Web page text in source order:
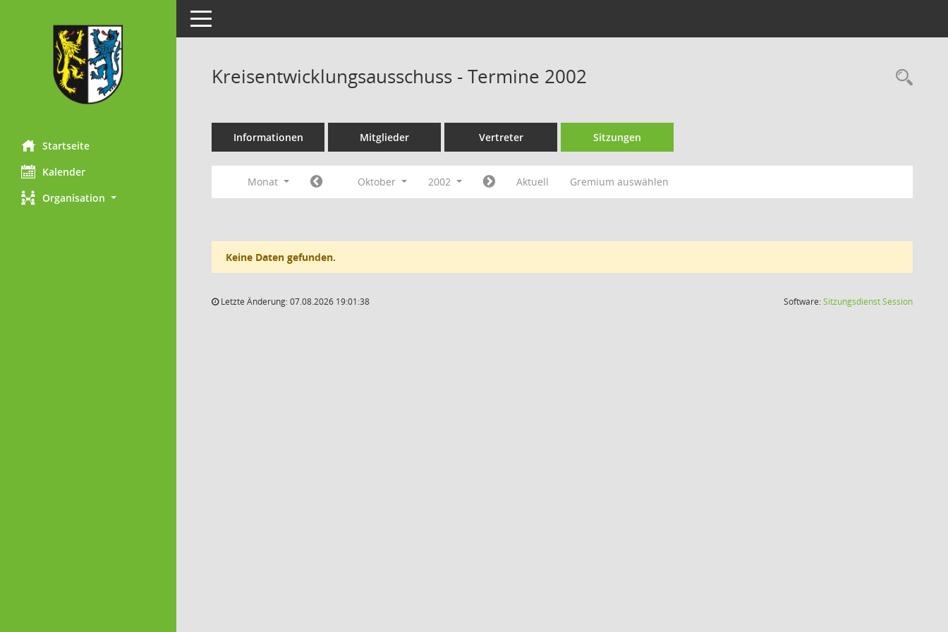
Startseite
Kalender
Organisation
Toggle navigation
Kreisentwicklungsausschuss - Termine 2002
Informationen Mitglieder Vertreter Sitzungen
Monat Oktober 2002 Aktuell Gremium auswählen
Keine Daten gefunden.
Letzte Änderung: 07.08.2026 19:01:38 Software:SitzungsdienstSession(Wird in